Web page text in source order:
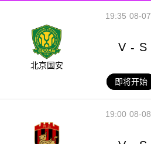
08-07
19:35
北京国安
V - S
即将开始
08-08
19:00